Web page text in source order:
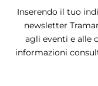
Inserendo il tuo
newsletter
agli eventi e alle
informazioni